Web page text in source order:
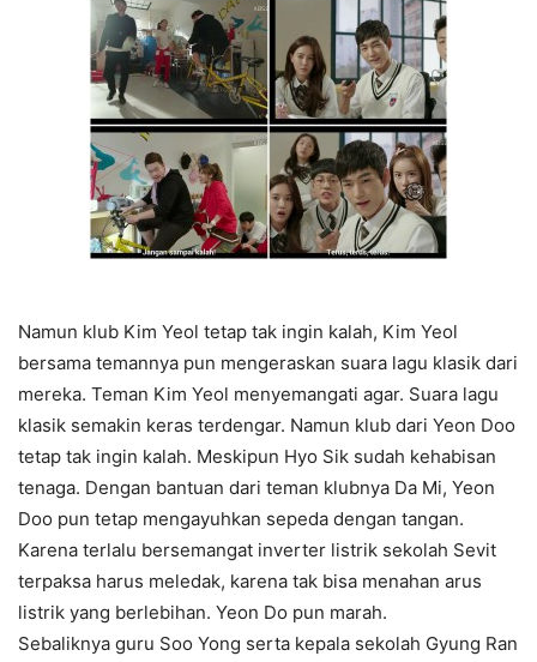
Namun klub Kim Yeol tetap tak ingin kalah, Kim Yeol
bersama temannya pun mengeraskan suara lagu klasik dari
mereka. Teman Kim Yeol menyemangati agar. Suara lagu
klasik semakin keras terdengar. Namun klub dari Yeon Doo
tetap tak ingin kalah. Meskipun Hyo Sik sudah kehabisan
tenaga. Dengan bantuan dari teman klubnya Da Mi, Yeon
Doo pun tetap mengayuhkan sepeda dengan tangan.
Karena terlalu bersemangat inverter listrik sekolah Sevit
terpaksa harus meledak, karena tak bisa menahan arus
listrik yang berlebihan. Yeon Do pun marah.
Sebaliknya guru Soo Yong serta kepala sekolah Gyung Ran